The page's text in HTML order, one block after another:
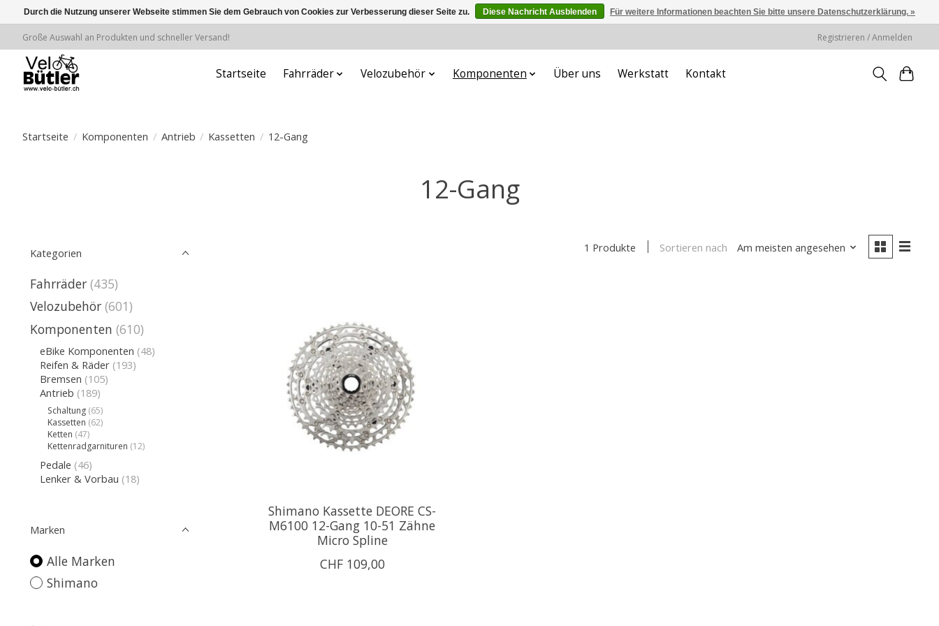
Große Auswahl an Produkten und schneller Versand! Registrieren / Anmelden
Startseite Fahrräder Velozubehör Komponenten Über uns Werkstatt Kontakt
Startseite / Komponenten / Antrieb / Kassetten / 12-Gang
12-Gang
Kategorien
Fahrräder (435)
Velozubehör (601)
Komponenten (610)
eBike Komponenten (48)
Reifen & Räder (193)
Bremsen (105)
Antrieb (189)
Schaltung (65)
Kassetten (62)
Ketten (47)
Kettenradgarnituren (12)
Pedale (46)
Lenker & Vorbau (18)
Marken
Alle Marken
Shimano
1 Produkte Sortieren nach Am meisten angesehen
Shimano Kassette DEORE CS-
M6100 12-Gang 10-51 Zähne
Micro Spline
CHF 109,00
Durch die Nutzung unserer Webseite stimmen Sie dem Gebrauch von Cookies zur Verbesserung dieser Seite zu. Diese Nachricht Ausblenden Für weitere Informationen beachten Sie bitte unsere Datenschutzerklärung. »